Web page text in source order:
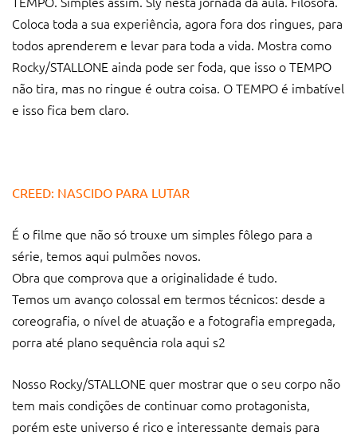
Coloca toda a sua experiência, agora fora dos ringues, para
todos aprenderem e levar para toda a vida. Mostra como
Rocky/STALLONE ainda pode ser foda, que isso o TEMPO
não tira, mas no ringue é outra coisa. O TEMPO é imbatível
e isso fica bem claro.
CREED: NASCIDO PARA LUTAR
É o filme que não só trouxe um simples fôlego para a
série, temos aqui pulmões novos.
Obra que comprova que a originalidade é tudo.
Temos um avanço colossal em termos técnicos: desde a
coreografia, o nível de atuação e a fotografia empregada,
porra até plano sequência rola aqui s2
Nosso Rocky/STALLONE quer mostrar que o seu corpo não
tem mais condições de continuar como protagonista,
porém este universo é rico e interessante demais para